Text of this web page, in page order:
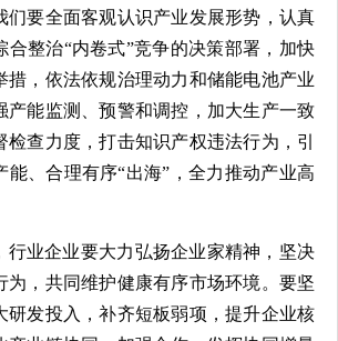
们要全面客观认识产业发展形势，认真
合整治“内卷式”竞争的决策部署，加快
措，依法依规治理动力和储能电池产业
产能监测、预警和调控，加大生产一致
查力度，打击知识产权违法行为，引
能、合理有序“出海”，全力推动产业高
行业企业要大力弘扬企业家精神，坚决
为，共同维护健康有序市场环境。要坚
研发投入，补齐短板弱项，提升企业核